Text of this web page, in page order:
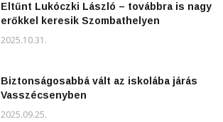
Eltűnt Lukóczki László – továbbra is nagy
erőkkel keresik Szombathelyen
2025.10.31.
Biztonságosabbá vált az iskolába járás
Vasszécsenyben
2025.09.25.